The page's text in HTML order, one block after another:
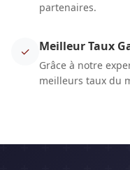
partenaires.
✓ Meilleur Taux
Grâce à notre
meilleurs taux du